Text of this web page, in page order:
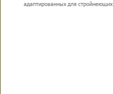
адаптированных для стройнеющих